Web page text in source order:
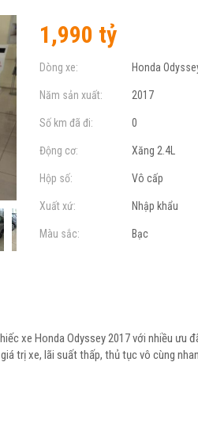
1,990 tỷ
Dòng xe: Honda
Năm sản xuất: 2017
Số km đã đi: 0
Động cơ: Xăng 2.4L
Hộp số: Vô cấp
Xuất xứ: Nhập khẩu
Màu sắc: Bạc
xe Honda Odyssey 2017 với nhiều ưu
trị xe, lãi suất thấp, thủ tục vô cùng